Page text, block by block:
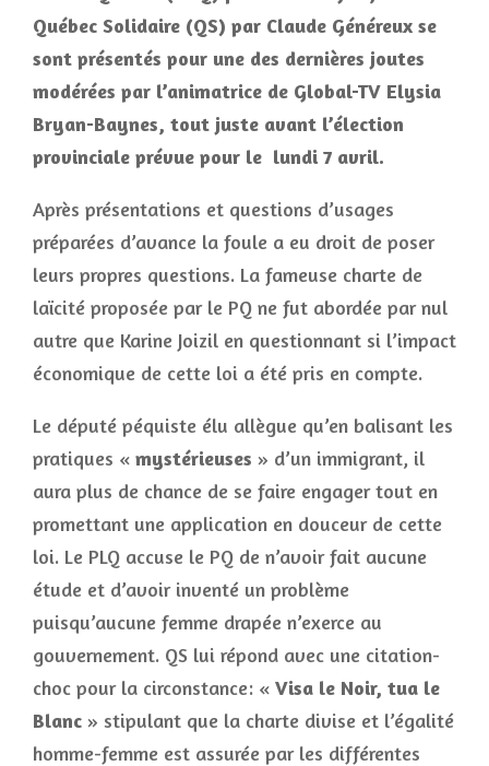
Québec Solidaire (QS) par Claude Généreux se
sont présentés pour une des dernières joutes
modérées par l’animatrice de Global-TV Elysia
Bryan-Baynes, tout juste avant l’élection
provinciale prévue pour le lundi 7 avril.
Après présentations et questions d’usages
préparées d’avance la foule a eu droit de poser
leurs propres questions. La fameuse charte de
laïcité proposée par le PQ ne fut abordée par nul
autre que Karine Joizil en questionnant si l’impact
économique de cette loi a été pris en compte.
Le député péquiste élu allègue qu’en balisant les
pratiques « mystérieuses » d’un immigrant, il
aura plus de chance de se faire engager tout en
promettant une application en douceur de cette
loi. Le PLQ accuse le PQ de n’avoir fait aucune
étude et d’avoir inventé un problème
puisqu’aucune femme drapée n’exerce au
gouvernement. QS lui répond avec une citation-
choc pour la circonstance: « Visa le Noir, tua le
Blanc » stipulant que la charte divise et l’égalité
homme-femme est assurée par les différentes